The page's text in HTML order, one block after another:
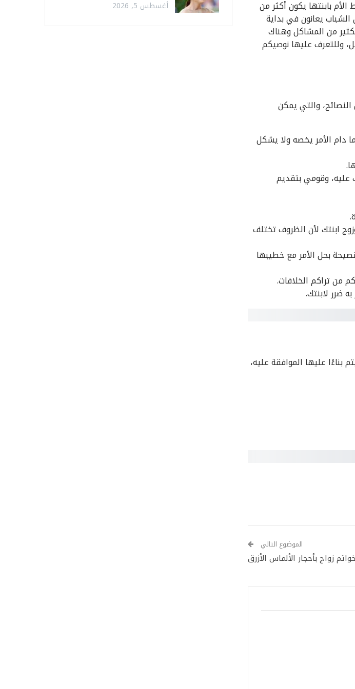
بابنتها يكون أكثر من
الشباب يعانون في بداية
من المشاكل وهناك
وللتعرف عليها نوصيكم
والتي يمكن
دام الأمر يخصه ولا يشكل
عليه، وقومي بتقديم
ابنتك لأن الظروف تختلف
بحل الأمر مع خطيبها
من تراكم الخلافات.
ضرر لابنتك.
عليها الموافقة عليه،
الموضوع التالي
زواج بأحجار الألماس الأزرق
أغسطس 5, 2026